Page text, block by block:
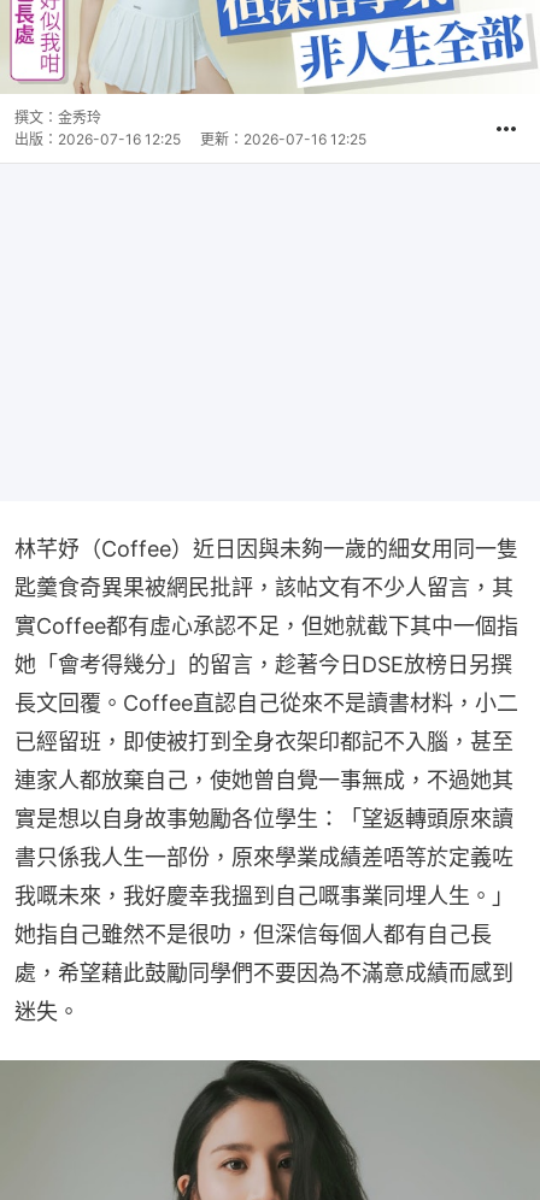
撰文： 金秀玲
出版： 2026-07-16 12:25 更新： 2026-07-16 12:25
林芊妤（Coffee）近日因與未夠一歲的細女用同一隻
匙羹食奇異果被網民批評，該帖文有不少人留言，其
實Coffee都有虛心承認不足，但她就截下其中一個指
她「會考得幾分」的留言，趁著今日DSE放榜日另撰
長文回覆。Coffee直認自己從來不是讀書材料，小二
已經留班，即使被打到全身衣架印都記不入腦，甚至
連家人都放棄自己，使她曾自覺一事無成，不過她其
實是想以自身故事勉勵各位學生：「望返轉頭原來讀
書只係我人生一部份，原來學業成績差唔等於定義咗
我嘅未來，我好慶幸我搵到自己嘅事業同埋人生。」
她指自己雖然不是很叻，但深信每個人都有自己長
處，希望藉此鼓勵同學們不要因為不滿意成績而感到
迷失。